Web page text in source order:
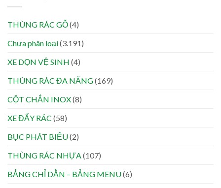
THÙNG RÁC GỖ(4)
Chưa phân loại(3.191)
XE DỌN VỆ SINH (4)
THÙNG RÁC ĐA NĂNG(169)
CỘT CHẮN INOX(8)
XE ĐẨY RÁC (58)
BỤC PHÁT BIỂU(2)
THÙNG RÁC NHỰA(107)
BẢNG CHỈ DẪN – BẢNG MENU(6)